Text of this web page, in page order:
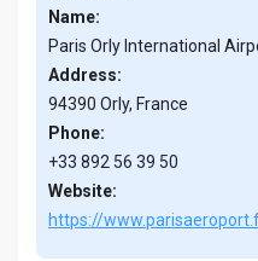
Name:
Paris Orly International
Address:
94390 Orly, France
Phone:
+33 892 56 39 50
Website:
https://